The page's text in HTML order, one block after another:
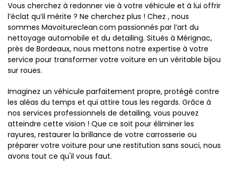
Vous cherchez à redonner vie à votre véhicule et à lui offrir
l’éclat qu’il mérite ? Ne cherchez plus ! Chez , nous
sommes Mavoitureclean.com passionnés par l’art du
nettoyage automobile et du detailing. Situés à Mérignac,
près de Bordeaux, nous mettons notre expertise à votre
service pour transformer votre voiture en un véritable bijou
sur roues.
Imaginez un véhicule parfaitement propre, protégé contre
les aléas du temps et qui attire tous les regards. Grâce à
nos services professionnels de detailing, vous pouvez
atteindre cette vision ! Que ce soit pour éliminer les
rayures, restaurer la brillance de votre carrosserie ou
préparer votre voiture pour une restitution sans souci, nous
avons tout ce qu'il vous faut.